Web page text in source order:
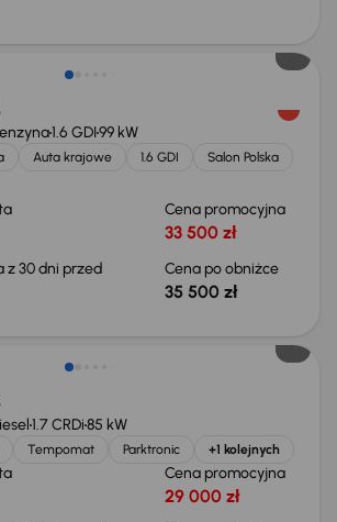
1.6 GDI99 kW
Auta krajowe 1.6 GDI
Salon Polska
Cena promocyjna
33 500 zł
z 30 dni przed
Cena po obniżce
35 500 zł
1.7 CRDi85 kW
Tempomat Parktronic +1 kolejnych
Cena promocyjna
29 000 zł